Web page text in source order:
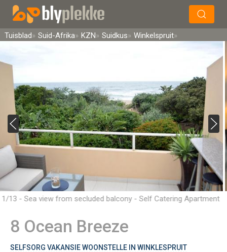
Soek
Tuisblad Suid-Afrika KZN Suidkus Winkelspruit
1/13 - Sea view from secluded balcony - Self Catering Apartment
8 Ocean Breeze
SELFSORG VAKANSIE WOONSTELLE IN WINKLESPRUIT